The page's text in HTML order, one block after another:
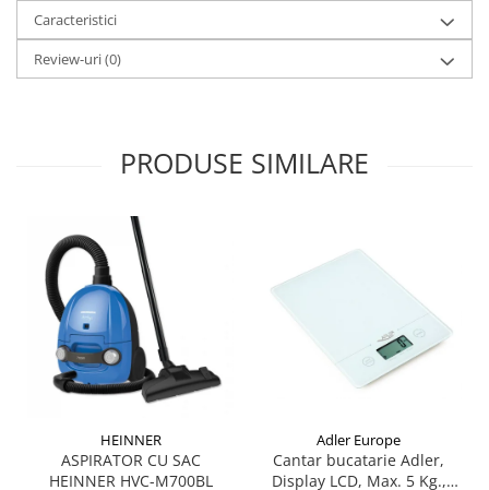
Masina de spalat rufe
Masina de spalat vase
Uscator de rufe
Cantar bucatarie
Cuptor electric
Cuptor microunde
Decalcificator
Espresoare
Friteuze
Caracteristici
Review-uri(0)
PRODUSE SIMILARE
HEINNER
ASPIRATOR CU SAC
HEINNER HVC-M700BL
Adler Europe
Cantar bucatarie Adler,
Display LCD, Max. 5 Kg.,